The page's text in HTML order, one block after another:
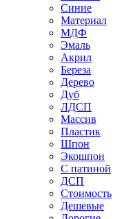
Синие
Материал
МДФ
Эмаль
Акрил
Береза
Дерево
Дуб
ЛДСП
Массив
Пластик
Шпон
Экошпон
С патиной
ДСП
Стоимость
Дешевые